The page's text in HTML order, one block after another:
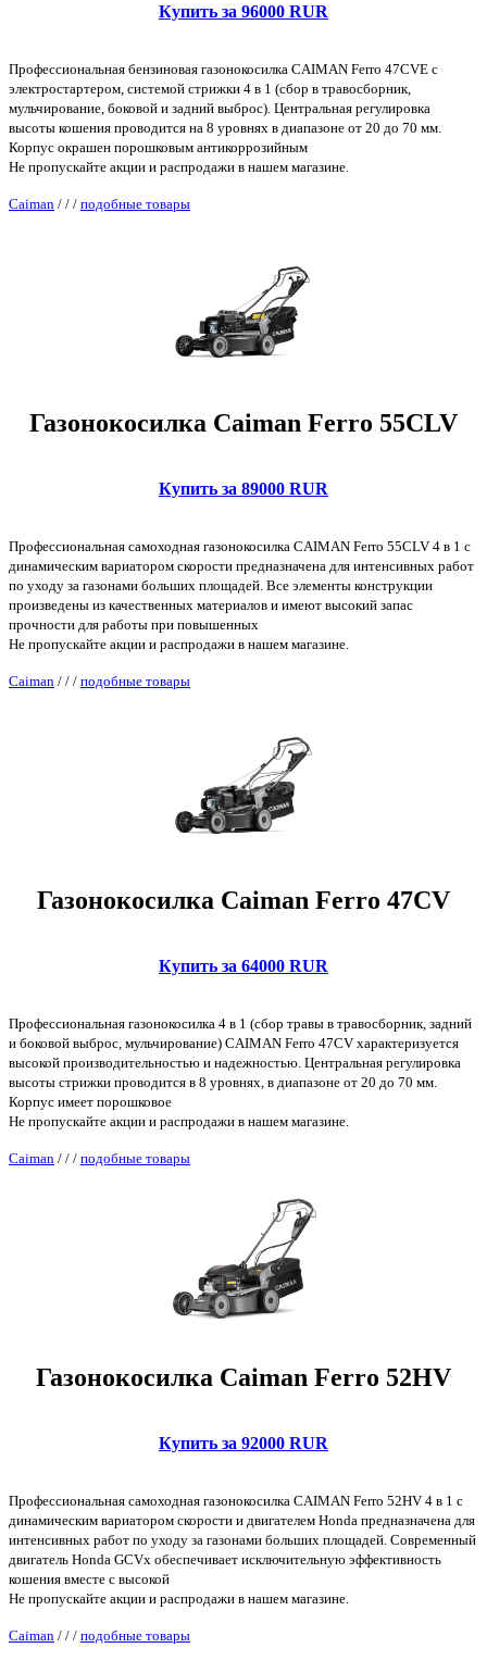
Купить за 96000 RUR
Профессиональная бензиновая газонокосилка CAIMAN Ferro 47CVE с
электростартером, системой стрижки 4 в 1 (сбор в травосборник,
мульчирование, боковой и задний выброс). Центральная регулировка
высоты кошения проводится на 8 уровнях в диапазоне от 20 до 70 мм.
Корпус окрашен порошковым антикоррозийным
Не пропускайте акции и распродажи в нашем магазине.
Caiman / / / подобные товары
Газонокосилка Caiman Ferro 55CLV
Купить за 89000 RUR
Профессиональная самоходная газонокосилка CAIMAN Ferro 55CLV 4 в 1 с
динамическим вариатором скорости предназначена для интенсивных работ
по уходу за газонами больших площадей. Все элементы конструкции
произведены из качественных материалов и имеют высокий запас
прочности для работы при повышенных
Не пропускайте акции и распродажи в нашем магазине.
Caiman / / / подобные товары
Газонокосилка Caiman Ferro 47CV
Купить за 64000 RUR
Профессиональная газонокосилка 4 в 1 (сбор травы в травосборник, задний
и боковой выброс, мульчирование) CAIMAN Ferro 47CV характеризуется
высокой производительностью и надежностью. Центральная регулировка
высоты стрижки проводится в 8 уровнях, в диапазоне от 20 до 70 мм.
Корпус имеет порошковое
Не пропускайте акции и распродажи в нашем магазине.
Caiman / / / подобные товары
Газонокосилка Caiman Ferro 52HV
Купить за 92000 RUR
Профессиональная самоходная газонокосилка CAIMAN Ferro 52HV 4 в 1 с
динамическим вариатором скорости и двигателем Honda предназначена для
интенсивных работ по уходу за газонами больших площадей. Современный
двигатель Honda GCVx обеспечивает исключительную эффективность
кошения вместе с высокой
Не пропускайте акции и распродажи в нашем магазине.
Caiman / / / подобные товары